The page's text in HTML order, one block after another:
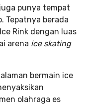
punya tempat
Tepatnya berada
Rink dengan luas
arena ice skating
bermain ice
olahraga es